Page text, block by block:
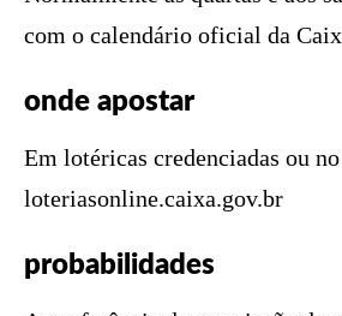
com o calendário oficial da
onde apostar
Em lotéricas credenciadas ou
loteriasonline.caixa.gov.br
probabilidades